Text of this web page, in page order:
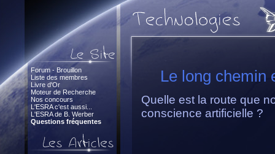
Forum - Brouillon
Liste des membres
Livre d'Or
Moteur de Recherche
Nos concours
L'ESRA c'est aussi...
L'ESRA de B. Werber
Questions fréquentes
Le long chemin
Quelle est la route que
conscience artificielle ?